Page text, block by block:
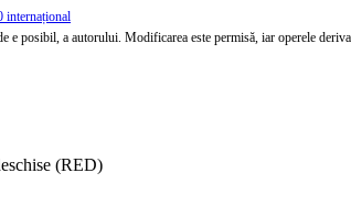
internațional
posibil, a autorului. Modificarea este permisă, iar operele
(RED)